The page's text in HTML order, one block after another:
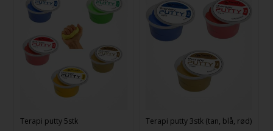
Terapi putty 5stk
Terapi putty 3stk (tan, blå, rød)